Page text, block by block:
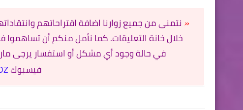
« نتمنى من جميع زوارنا اضافة اقتراحاتهم
خلال خانة التعليقات. كما نأمل منكم أن
في حالة وجود أي مشكل أو استفسار يرجى
فيسبوك